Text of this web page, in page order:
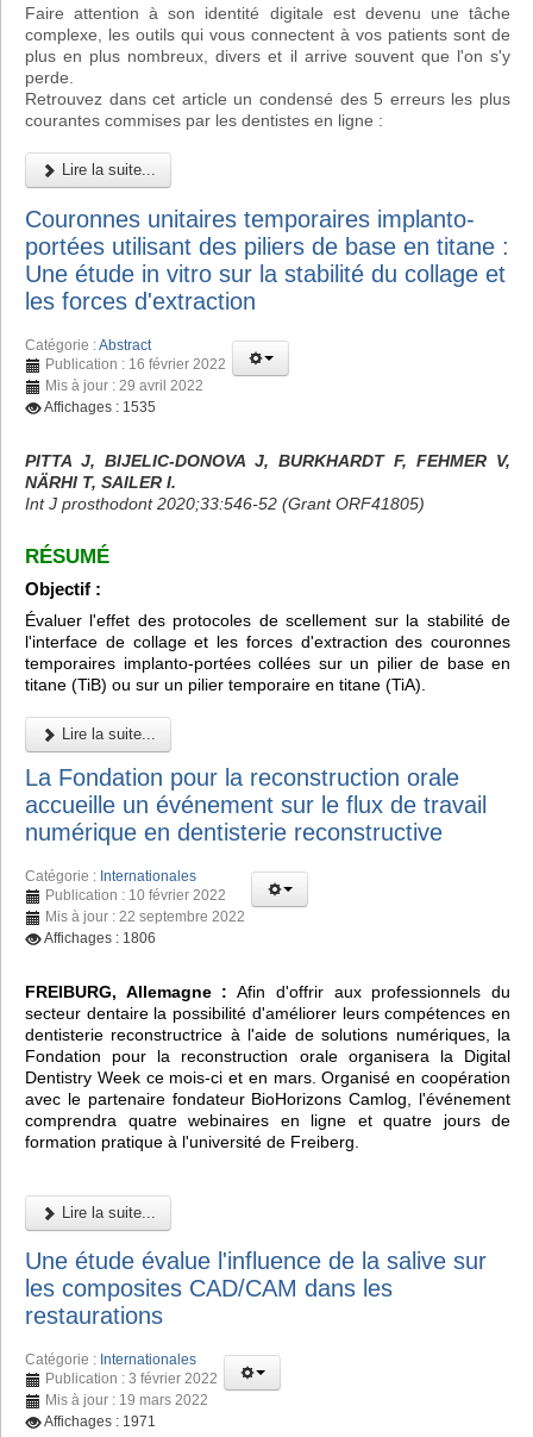
Faire attention à son identité digitale est devenu une tâche
complexe, les outils qui vous connectent à vos patients sont de
plus en plus nombreux, divers et il arrive souvent que l'on s'y
perde.
Retrouvez dans cet article un condensé des 5 erreurs les plus
courantes commises par les dentistes en ligne :
Lire la suite...
Couronnes unitaires temporaires implanto-
portées utilisant des piliers de base en titane :
Une étude in vitro sur la stabilité du collage et
les forces d'extraction
Catégorie :Abstract
Publication : 16 février 2022
Mis à jour : 29 avril 2022
Affichages : 1535
PITTA J, BIJELIC-DONOVA J, BURKHARDT F, FEHMER V,
NÄRHI T, SAILER I.
Int J prosthodont 2020;33:546-52 (Grant ORF41805)
RÉSUMÉ
Objectif :
Évaluer l'effet des protocoles de scellement sur la stabilité de
l'interface de collage et les forces d'extraction des couronnes
temporaires implanto-portées collées sur un pilier de base en
titane (TiB) ou sur un pilier temporaire en titane (TiA).
Lire la suite...
La Fondation pour la reconstruction orale
accueille un événement sur le flux de travail
numérique en dentisterie reconstructive
Catégorie : Internationales
Publication : 10 février 2022
Mis à jour : 22 septembre 2022
Affichages : 1806
FREIBURG, Allemagne : Afin d'offrir aux professionnels du
secteur dentaire la possibilité d'améliorer leurs compétences en
dentisterie reconstructrice à l'aide de solutions numériques, la
Fondation pour la reconstruction orale organisera la Digital
Dentistry Week ce mois-ci et en mars. Organisé en coopération
avec le partenaire fondateur BioHorizons Camlog, l'événement
comprendra quatre webinaires en ligne et quatre jours de
formation pratique à l'université de Freiberg.
Lire la suite...
Une étude évalue l'influence de la salive sur
les composites CAD/CAM dans les
restaurations
Catégorie : Internationales
Publication : 3 février 2022
Mis à jour : 19 mars 2022
Affichages : 1971